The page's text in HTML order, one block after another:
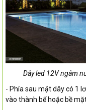
Dây led 12V ngâm
- Phía sau mặt dây có 1
vào thành bể hoặc bề